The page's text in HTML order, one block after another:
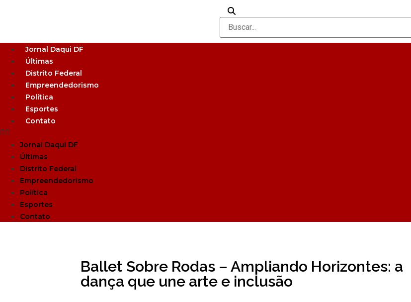
Jornal Daqui DF
Últimas
Distrito Federal
Empreendedorismo
Política
Esportes
Contato
Jornal Daqui DF
Últimas
Distrito Federal
Empreendedorismo
Política
Esportes
Contato
Ballet Sobre Rodas – Ampliando Horizontes: a
dança que une arte e inclusão